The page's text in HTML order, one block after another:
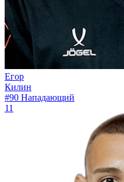
Егор
Килин
#90 Нападающий
11